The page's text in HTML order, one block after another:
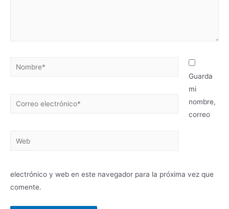
Nombre*
Correo
Web
Guarda
mi
nombre,
correo
electrónico y web en este navegador para la próxima vez que
comente.